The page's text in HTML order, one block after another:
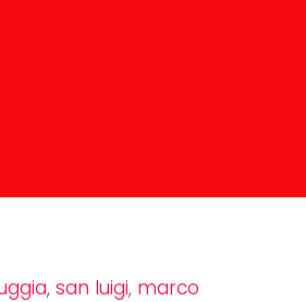
, san luigi, marco